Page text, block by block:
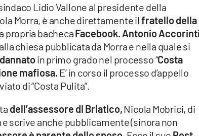
Lidio Vallone al presidente della
Morra, è anche direttamente il fratello della
propria bachecaFacebook. Antonio Accorinti
chiesa pubblicata da Morra e nella quale si
in primo grado nel processo “Costa
mafiosa. E’ in corso il processo d’appello
di “Costa Pulita”.
dell’assessore di Briatico,Nicola Mobrici, di
e scrive anche pubblicamente (sinora non